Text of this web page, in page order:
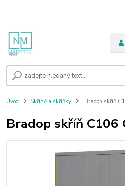
Úvod Skříně a skříňky Bradop skříň
Bradop skříň C106